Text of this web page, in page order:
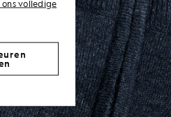
ons volledige